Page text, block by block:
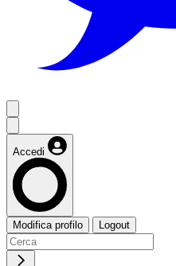
Accedi
Modifica profilo Logout